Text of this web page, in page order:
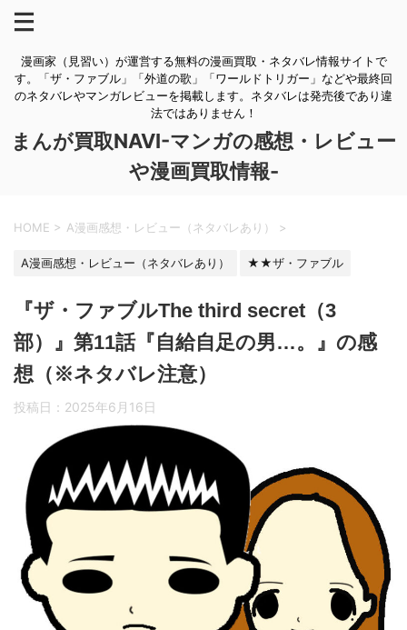
漫画家（見習い）が運営する無料の漫画買取・ネタバレ情報サイトで
す。「ザ・ファブル」「外道の歌」「ワールドトリガー」などや最終回
のネタバレやマンガレビューを掲載します。ネタバレは発売後であり違
法ではありません！
まんが買取NAVI-マンガの感想・レビュー
や漫画買取情報-
HOME > A漫画感想・レビュー（ネタバレあり） >
A漫画感想・レビュー（ネタバレあり） ★★ザ・ファブル
『ザ・ファブルThe third secret（3
部）』第11話『自給自足の男…。』の感
想（※ネタバレ注意）
投稿日： 2025年6月16日